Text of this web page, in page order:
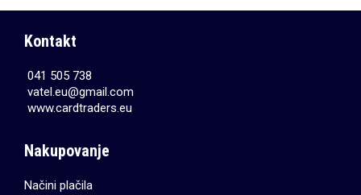
Kontakt
041 505 738
vatel.eu@gmail.com
www.cardtraders.eu
Nakupovanje
Načini plačila